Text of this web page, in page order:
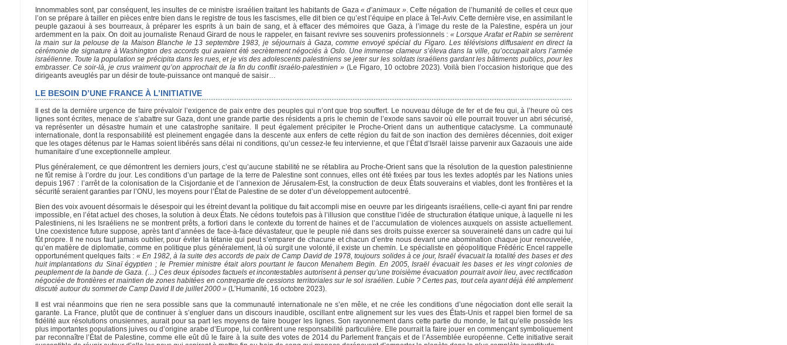
Innommables sont, par conséquent, les insultes de ce ministre israélien traitant les habitants de Gaza « d’animaux ». Cette négation de l’humanité de celles et ceux que
l’on se prépare à tailler en pièces entre bien dans le registre de tous les fascismes, elle dit bien ce qu’est l’équipe en place à Tel-Aviv. Cette dernière vise, en assimilant le
peuple gazaoui à ses bourreaux, à préparer les esprits à un bain de sang, et à effacer des mémoires que Gaza, à l’image du reste de la Palestine, espéra un jour
ardemment en la paix. On doit au journaliste Renaud Girard de nous le rappeler, en faisant revivre ses souvenirs professionnels : « Lorsque Arafat et Rabin se serrèrent
la main sur la pelouse de la Maison Blanche le 13 septembre 1983, je séjournais à Gaza, comme envoyé spécial du Figaro. Les télévisions diffusaient en direct la
cérémonie de signature à Washington des accords qui avaient été secrètement négociés à Oslo. Une immense clameur s’éleva dans la ville, qu’occupait alors l’armée
israélienne. Toute la population se précipita dans les rues, et je vis des adolescents palestiniens se jeter sur les soldats israéliens gardant les bâtiments publics, pour les
embrasser. Ce soir-là, je crus vraiment qu’on approchait de la fin du conflit israélo-palestinien » (Le Figaro, 10 octobre 2023). Voilà bien l’occasion historique que des
dirigeants aveuglés par un désir de toute-puissance ont manqué de saisir…
LE BESOIN D’UNE FRANCE À L’INITIATIVE
Il est de la dernière urgence de faire prévaloir l’exigence de paix entre des peuples qui n’ont que trop souffert. Le nouveau déluge de fer et de feu qui, à l’heure où ces
lignes sont écrites, menace de s’abattre sur Gaza, dont une grande partie des résidents a pris le chemin de l’exode sans savoir où elle pourrait trouver un abri sécurisé,
va représenter un désastre humain et une catastrophe sanitaire. Il peut également précipiter le Proche-Orient dans un authentique cataclysme. La communauté
internationale, dont la responsabilité est pleinement engagée dans la descente aux enfers de cette région du fait de son inaction des dernières décennies, doit exiger
que les otages détenus par le Hamas soient libérés sans délai ni conditions, qu’un cessez-le feu intervienne, et que l’État d’Israël laisse parvenir aux Gazaouis une aide
humanitaire d’une exceptionnelle ampleur.
Plus généralement, ce que démontrent les derniers jours, c’est qu’aucune stabilité ne se rétablira au Proche-Orient sans que la résolution de la question palestinienne
ne fût remise à l’ordre du jour. Les conditions d’un partage de la terre de Palestine sont connues, elles ont été fixées par tous les textes adoptés par les Nations unies
depuis 1967 : l’arrêt de la colonisation de la Cisjordanie et de l’annexion de Jérusalem-Est, la construction de deux États souverains et viables, dont les frontières et la
sécurité seraient garanties par l’ONU, les moyens pour l’État de Palestine de se doter d’un développement autocentré.
Bien des voix avouent désormais le désespoir qui les étreint devant la politique du fait accompli mise en oeuvre par les dirigeants israéliens, celle-ci ayant fini par rendre
impossible, en l’état actuel des choses, la solution à deux États. Ne cédons toutefois pas à l’illusion que constitue l’idée de structuration étatique unique, à laquelle ni les
Palestiniens, ni les Israéliens ne se montrent prêts, a fortiori dans le contexte du torrent de haines et de l’accumulation de violences auxquels on assiste actuellement.
Une coexistence future suppose, après tant d’années de face-à-face dévastateur, que le peuple nié dans ses droits puisse exercer sa souveraineté dans un cadre qui lui
fût propre. Il ne nous faut jamais oublier, pour éviter la tétanie qui peut s’emparer de chacune et chacun d’entre nous devant une abomination chaque jour renouvelée,
qu’en matière de diplomatie, comme en politique plus généralement, là où surgit une volonté, il existe un chemin. Le spécialiste en géopolitique Frédéric Encel rappelle
opportunément quelques faits : « En 1982, à la suite des accords de paix de Camp David de 1978, toujours solides à ce jour, Israël évacuait la totalité des bases et des
huit implantations du Sinaï égyptien ; le Premier ministre était alors pourtant le faucon Menahem Begin. En 2005, Israël évacuait les bases et les vingt colonies de
peuplement de la bande de Gaza. (…) Ces deux épisodes factuels et incontestables autorisent à penser qu’une troisième évacuation pourrait avoir lieu, avec rectification
négociée de frontières et maintien de zones habitées en contrepartie de cessions territoriales sur le sol israélien. Lubie ? Certes pas, tout cela ayant déjà été amplement
discuté autour du sommet de Camp David II de juillet 2000 »(L’Humanité, 16 octobre 2023).
Il est vrai néanmoins que rien ne sera possible sans que la communauté internationale ne s’en mêle, et ne crée les conditions d’une négociation dont elle serait la
garante. La France, plutôt que de continuer à s’engluer dans un discours inaudible, oscillant entre alignement sur les vues des États-Unis et rappel bien formel de sa
fidélité aux résolutions onusiennes, aurait pour sa part les moyens de faire bouger les lignes. Son rayonnement dans cette partie du monde, le fait qu’elle possède les
plus importantes populations juives ou d’origine arabe d’Europe, lui confèrent une responsabilité particulière. Elle pourrait la faire jouer en commençant symboliquement
par reconnaître l’État de Palestine, comme elle eût dû le faire à la suite des votes de 2014 du Parlement français et de l’Assemblée européenne. Cette initiative serait